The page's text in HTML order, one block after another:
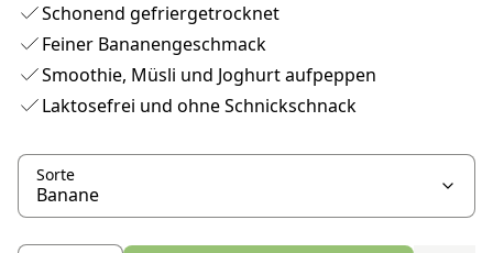
Schonend gefriergetrocknet
Feiner Bananengeschmack
Smoothie, Müsli und Joghurt aufpeppen
Laktosefrei und ohne Schnickschnack
Sorte